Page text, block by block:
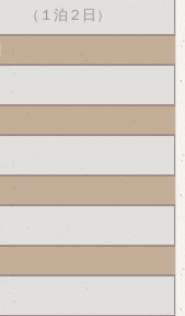
（１泊２日）